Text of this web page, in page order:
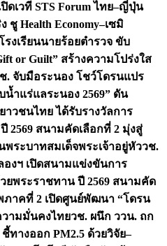
ปิดเวที STS Forum ไทย–ญี่ปุ่น
ชู Health Economy–เซมิ
รงเรียนนายร้อยตำรวจ ขับ
or Guilt” สร้างความโปร่งใส
. จับมือระนอง โชว์โดรนแปร
ำแร่แลระนอง 2569” ดัน
าวชนไทย ได้รับรางวัลการ
2569 สนามคัดเลือกที่ 2 มุ่งสู่
ระบาทสมเด็จพระเจ้าอยู่หัววช.
งฯ เปิดสนามแข่งขันการ
พระราชทาน ปี 2569 สนามคัด
ภาคที่ 2 เปิดศูนย์พัฒนา “โดรน
วามมั่นคงไทยวช. ผนึก ววน. ถก
างออก PM2.5 ด้วยวิจัย–